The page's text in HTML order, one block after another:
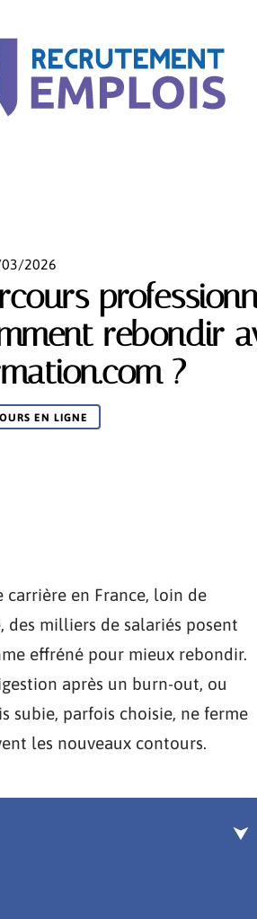
2026
rebondir
?
EN LIGNE
carrière en France, loin de
des milliers de salariés posent
effréné pour mieux rebondir.
après un burn-out, ou
subie, parfois choisie, ne ferme
les nouveaux contours.